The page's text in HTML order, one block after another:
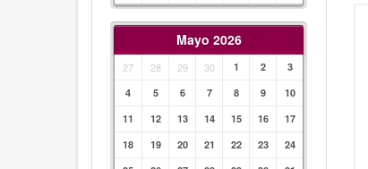
Mayo 2026
27 28 29 30 1 2
3
4
5 6 7 8 9
10
11
12 13 14 15 16
17
18
19 20 21 22 23
24